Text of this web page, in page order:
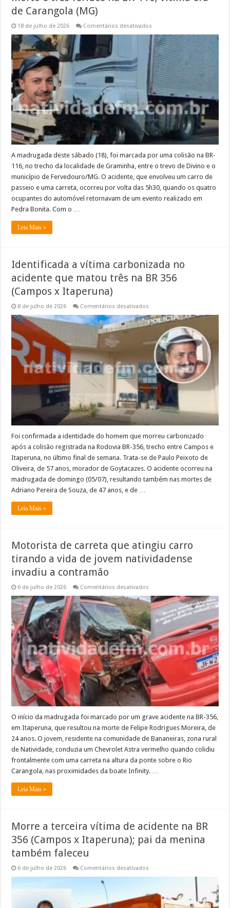
de Carangola (MG)
18 de julho de 2026 Comentários desativados
entre
carro
carreta
deixa
um
morto
e
três
feridos
na
BR-
116;
vítima
era
Carangola
(MG)
A madrugada deste sábado (18), foi marcada por uma colisão na BR-
116, no trecho da localidade de Graminha, entre o trevo de Divino e o
município de Fervedouro/MG. O acidente, que envolveu um carro de
passeio e uma carreta, ocorreu por volta das 5h30, quando os quatro
ocupantes do automóvel retornavam de um evento realizado em
Pedra Bonita. Com o …
Leia Mais »
Identificada a vítima carbonizada no
acidente que matou três na BR 356
(Campos x Itaperuna)
8 de julho de 2026 Comentários desativados
a
vítima
carbonizada
no
acidente
que
matou
três
na
BR
356
(Campos
x
Itaperuna)
Foi confirmada a identidade do homem que morreu carbonizado
após a colisão registrada na Rodovia BR-356, trecho entre Campos e
Itaperuna, no último final de semana. Trata-se de Paulo Peixoto de
Oliveira, de 57 anos, morador de Goytacazes. O acidente ocorreu na
madrugada de domingo (05/07), resultando também nas mortes de
Adriano Pereira de Souza, de 47 anos, e de …
Leia Mais »
Motorista de carreta que atingiu carro
tirando a vida de jovem natividadense
invadiu a contramão
6 de julho de 2026 Comentários desativados
de
carreta
que
atingiu
tirando
a
vida
de
jovem
natividadense
invadiu
a
contramão
O início da madrugada foi marcado por um grave acidente na BR-356,
em Itaperuna, que resultou na morte de Felipe Rodrigues Moreira, de
24 anos. O jovem, residente na comunidade de Bananeiras, zona rural
de Natividade, conduzia um Chevrolet Astra vermelho quando colidiu
frontalmente com uma carreta na altura da ponte sobre o Rio
Carangola, nas proximidades da boate Infinity. …
Leia Mais »
Morre a terceira vítima de acidente na BR
356 (Campos x Itaperuna); pai da menina
também faleceu
6 de julho de 2026 Comentários desativados
vítima
de